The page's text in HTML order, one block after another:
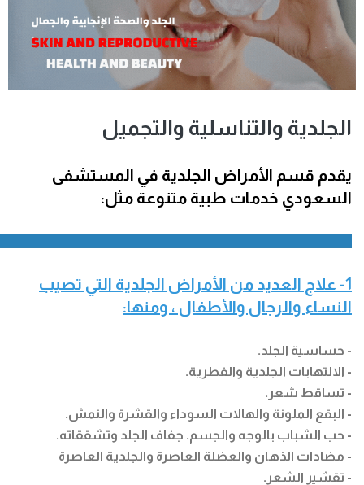
الجلدية والتناسلية والتجميل
يقدم قسم الأمراض الجلدية في المستشفى
السعودي خدمات طبية متنوعة مثل:
1- علاج العديد من الأمراض الجلدية التي تصيب
النساء والرجال والأطفال ، ومنها:
- حساسية الجلد.
- الالتهابات الجلدية والفطرية.
- تساقط شعر.
- البقع الملونة والهالات السوداء والقشرة والنمش.
- حب الشباب بالوجه والجسم. جفاف الجلد وتشققاته.
- مضادات الذهان والعضلة العاصرة والجلدية العاصرة
- تقشير الشعر.